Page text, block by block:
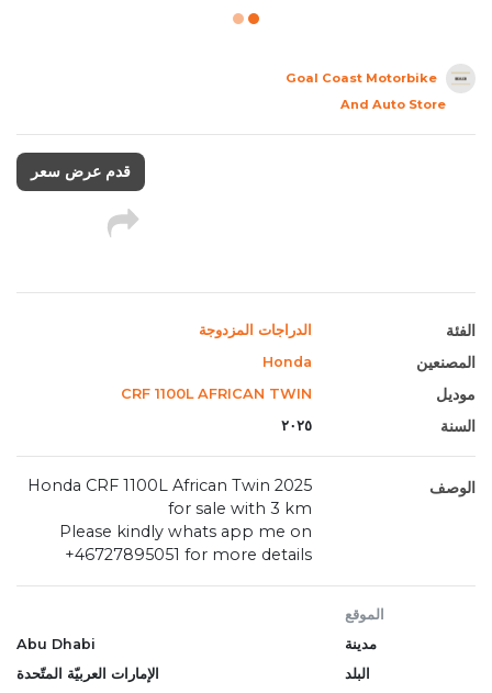
Goal Coast Motorbike
And Auto Store
قدم عرض سعر
الفئة الدراجات المزدوجة
المصنعين Honda
موديل CRF 1100L AFRICAN TWIN
السنة ٢٠٢٥
الوصف
2025 Honda CRF 1100L African Twin
for sale with 3 km
Please kindly whats app me on
+46727895051 for more details
الموقع
مدينة
Abu Dhabi
البلد
الإمارات العربيّة المتّحدة